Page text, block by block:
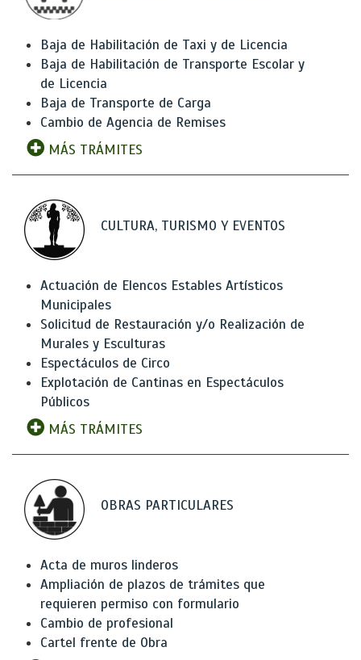
Baja de Habilitación de Taxi y de Licencia
Baja de Habilitación de Transporte Escolar y
de Licencia
Baja de Transporte de Carga
Cambio de Agencia de Remises
MÁS TRÁMITES
CULTURA, TURISMO Y EVENTOS
Actuación de Elencos Estables Artísticos
Municipales
Solicitud de Restauración y/o Realización de
Murales y Esculturas
Espectáculos de Circo
Explotación de Cantinas en Espectáculos
Públicos
MÁS TRÁMITES
OBRAS PARTICULARES
Acta de muros linderos
Ampliación de plazos de trámites que
requieren permiso con formulario
Cambio de profesional
Cartel frente de Obra